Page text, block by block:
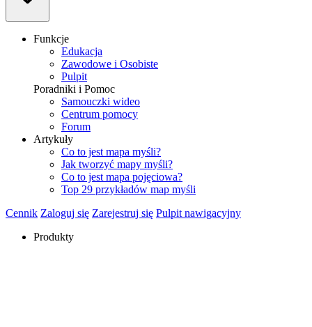
Funkcje
Edukacja
Zawodowe i Osobiste
Pulpit
Poradniki i Pomoc
Samouczki wideo
Centrum pomocy
Forum
Artykuły
Co to jest mapa myśli?
Jak tworzyć mapy myśli?
Co to jest mapa pojęciowa?
Top 29 przykładów map myśli
Cennik Zaloguj się Zarejestruj się Pulpit nawigacyjny
Produkty